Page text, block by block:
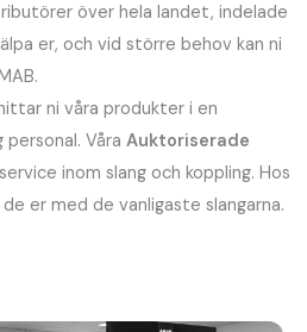
över hela landet, indelade
er, och vid större behov kan ni
ni våra produkter i en
Våra Auktoriserade
inom slang och koppling. Hos
er med de vanligaste slangarna.